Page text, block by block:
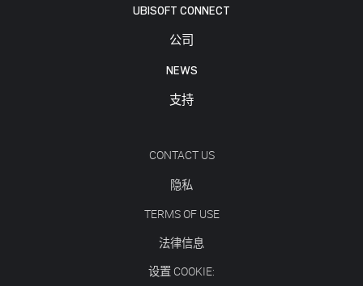
UBISOFT CONNECT
公司
NEWS
支持
CONTACT US
隐私
TERMS OF USE
法律信息
设置 COOKIE: